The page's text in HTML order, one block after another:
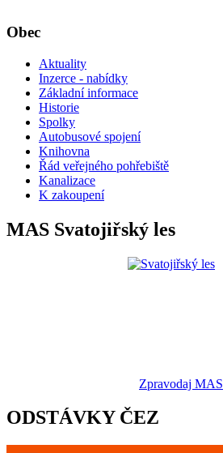
Obec
Aktuality
Inzerce - nabídky
Základní informace
Historie
Spolky
Autobusové spojení
Knihovna
Řád veřejného pohřebiště
Kanalizace
K zakoupení
MAS Svatojiřský les
Zpravodaj MAS
ODSTÁVKY ČEZ